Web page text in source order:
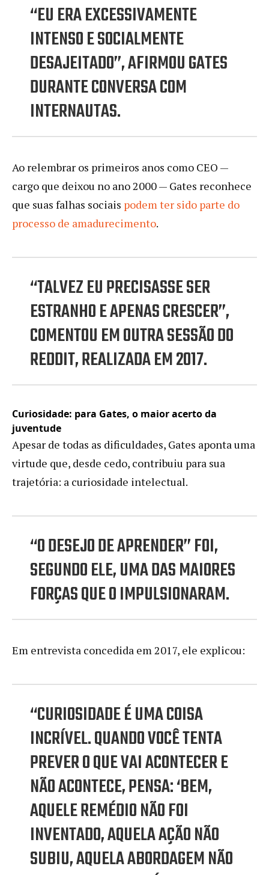
“EU ERA EXCESSIVAMENTE
INTENSO E SOCIALMENTE
DESAJEITADO”, AFIRMOU GATES
DURANTE CONVERSA COM
INTERNAUTAS.
Ao relembrar os primeiros anos como CEO —
cargo que deixou no ano 2000 — Gates reconhece
que suas falhas sociais podem ter sido parte do
processo de amadurecimento.
“TALVEZ EU PRECISASSE SER
ESTRANHO E APENAS CRESCER”,
COMENTOU EM OUTRA SESSÃO DO
REDDIT, REALIZADA EM 2017.
Curiosidade: para Gates, o maior acerto da
juventude
Apesar de todas as dificuldades, Gates aponta uma
virtude que, desde cedo, contribuiu para sua
trajetória: a curiosidade intelectual.
“O DESEJO DE APRENDER” FOI,
SEGUNDO ELE, UMA DAS MAIORES
FORÇAS QUE O IMPULSIONARAM.
Em entrevista concedida em 2017, ele explicou:
“CURIOSIDADE É UMA COISA
INCRÍVEL. QUANDO VOCÊ TENTA
PREVER O QUE VAI ACONTECER E
NÃO ACONTECE, PENSA: ‘BEM,
AQUELE REMÉDIO NÃO FOI
INVENTADO, AQUELA AÇÃO NÃO
SUBIU, AQUELA ABORDAGEM NÃO